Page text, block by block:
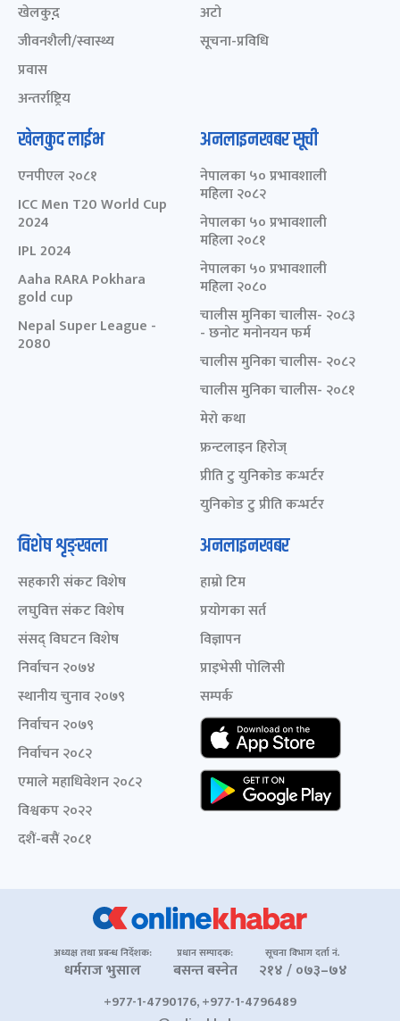
खेलकुद़़
जीवनशैली/स्वास्थ्य
प्रवास
अन्तर्राष्ट्रिय
अटो
सूचना-प्रविधि
खेलकुद लाईभ
एनपीएल २०८१
ICC Men T20 World Cup
2024
IPL 2024
Aaha RARA Pokhara
gold cup
Nepal Super League -
2080
अनलाइनखबर सूची
नेपालका ५० प्रभावशाली
महिला २०८२
नेपालका ५० प्रभावशाली
महिला २०८१
नेपालका ५० प्रभावशाली
महिला २०८०
चालीस मुनिका चालीस- २०८३
- छनोट मनोनयन फर्म
चालीस मुनिका चालीस- २०८२
चालीस मुनिका चालीस- २०८१
मेरो कथा
फ्रन्टलाइन हिरोज्
प्रीति टु युनिकोड कन्भर्टर
युनिकोड टु प्रीति कन्भर्टर
विशेष शृङ्खला
सहकारी संकट विशेष
लघुवित्त संकट विशेष
संसद् विघटन विशेष
निर्वाचन २०७४
स्थानीय चुनाव २०७९
निर्वाचन २०७९
निर्वाचन २०८२
एमाले महाधिवेशन २०८२
विश्वकप २०२२
दशैं-बसैं २०८१
अनलाइनखबर
हाम्रो टिम
प्रयोगका सर्त
विज्ञापन
प्राइभेसी पोलिसी
सम्पर्क
अध्यक्ष तथा प्रबन्ध निर्देशक:
धर्मराज भुसाल
प्रधान सम्पादक:
बसन्त बस्नेत
सूचना विभाग दर्ता नं.
२१४ / ०७३–७४
+977-1-4790176, +977-1-4796489